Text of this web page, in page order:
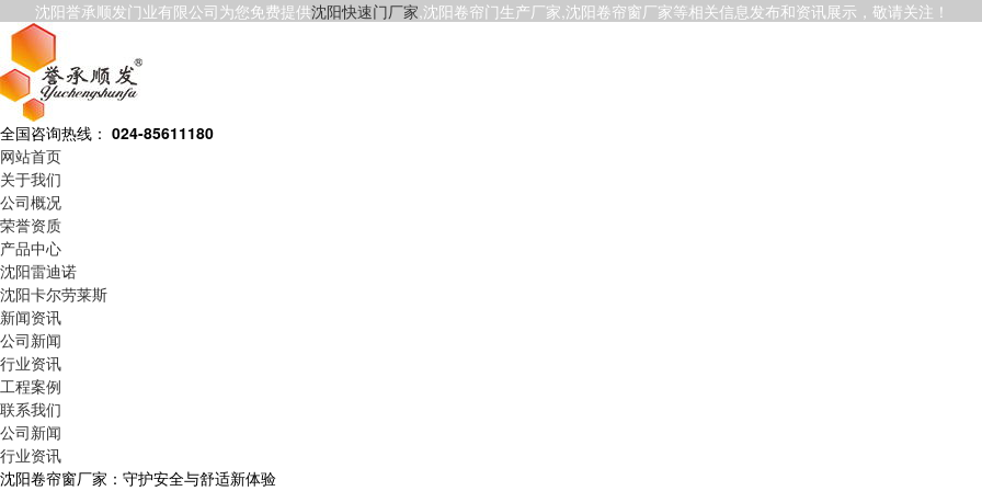
沈阳誉承顺发门业有限公司为您免费提供沈阳快速门厂家,沈阳卷帘门生产厂家,沈阳卷帘窗厂家等相关信息发布和资讯展示，敬请关注！
全国咨询热线： 024-85611180
网站首页
关于我们
公司概况
荣誉资质
产品中心
沈阳雷迪诺
沈阳卡尔劳莱斯
新闻资讯
公司新闻
行业资讯
工程案例
联系我们
公司新闻
行业资讯
沈阳卷帘窗厂家：守护安全与舒适新体验